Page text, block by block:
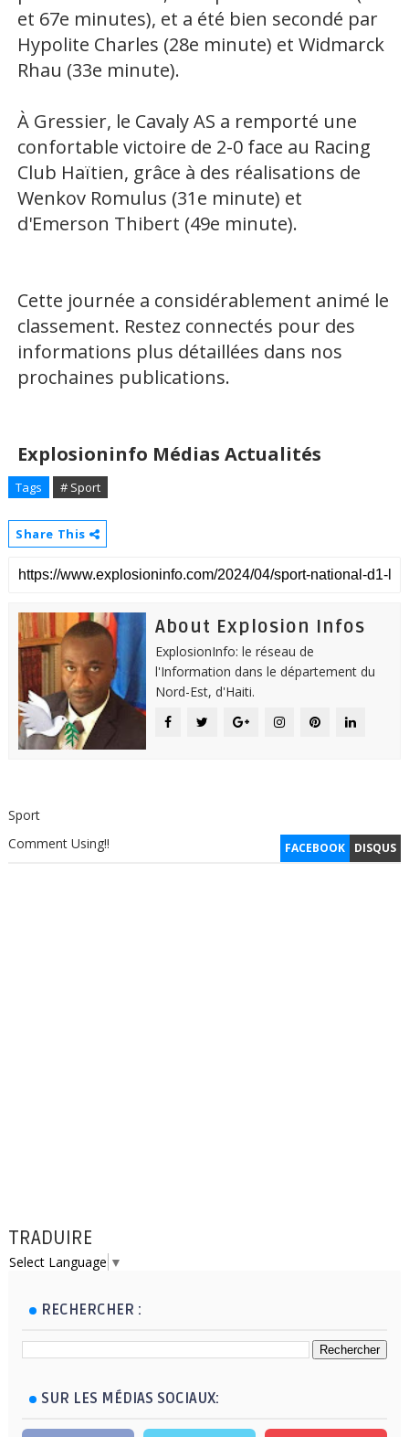
et 67e minutes), et a été bien secondé par
Hypolite Charles (28e minute) et Widmarck
Rhau (33e minute).
À Gressier, le Cavaly AS a remporté une
confortable victoire de 2-0 face au Racing
Club Haïtien, grâce à des réalisations de
Wenkov Romulus (31e minute) et
d'Emerson Thibert (49e minute).
Cette journée a considérablement animé le
classement. Restez connectés pour des
informations plus détaillées dans nos
prochaines publications.
Explosioninfo Médias Actualités
Tags # Sport
Share This
About Explosion Infos
ExplosionInfo: le réseau de
l'Information dans le département du
Nord-Est, d'Haiti.
Sport
FACEBOOK DISQUS
Comment Using!!
TRADUIRE
Select Language ▼
RECHERCHER :
SUR LES MÉDIAS SOCIAUX: